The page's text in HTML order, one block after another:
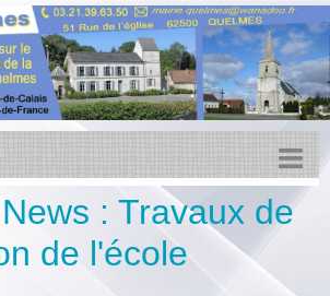
: Travaux de
de l'école